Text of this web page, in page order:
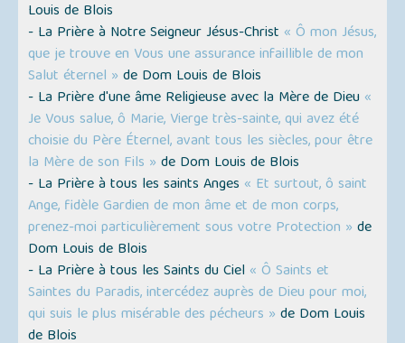
Louis de Blois
- La Prière à Notre Seigneur Jésus-Christ « Ô mon Jésus,
que je trouve en Vous une assurance infaillible de mon
Salut éternel » de Dom Louis de Blois
- La Prière d'une âme Religieuse avec la Mère de Dieu «
Je Vous salue, ô Marie, Vierge très-sainte, qui avez été
choisie du Père Éternel, avant tous les siècles, pour être
la Mère de son Fils » de Dom Louis de Blois
- La Prière à tous les saints Anges « Et surtout, ô saint
Ange, fidèle Gardien de mon âme et de mon corps,
prenez-moi particulièrement sous votre Protection » de
Dom Louis de Blois
- La Prière à tous les Saints du Ciel « Ô Saints et
Saintes du Paradis, intercédez auprès de Dieu pour moi,
qui suis le plus misérable des pécheurs » de Dom Louis
de Blois